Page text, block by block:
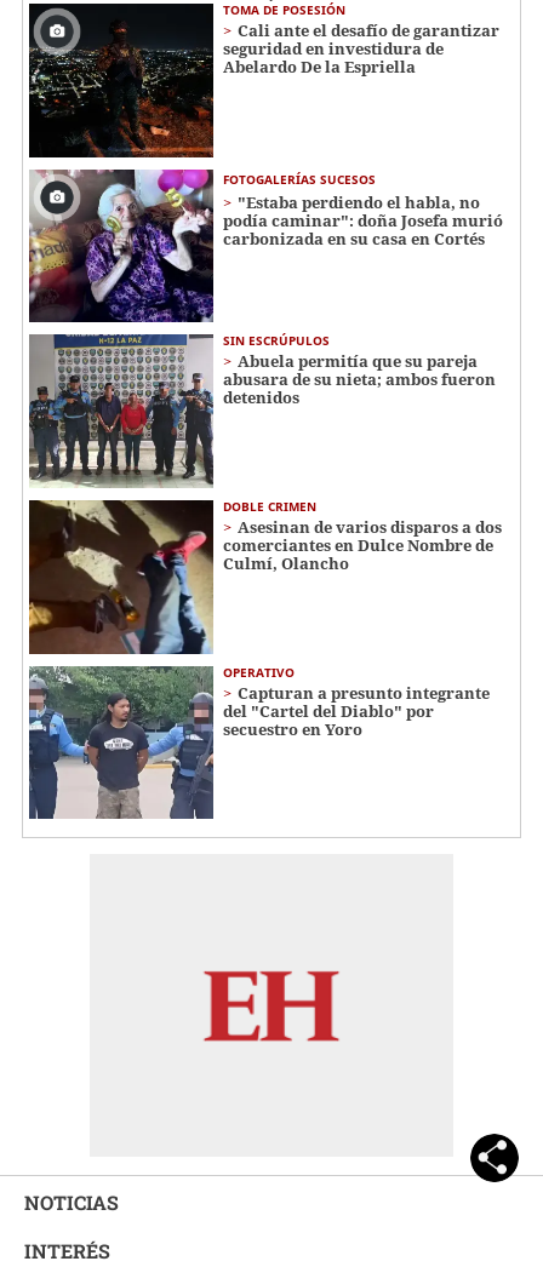
TOMA DE POSESIÓN
Cali ante el desafío de garantizar
seguridad en investidura de
Abelardo De la Espriella
FOTOGALERÍAS SUCESOS
"Estaba perdiendo el habla, no
podía caminar": doña Josefa murió
carbonizada en su casa en Cortés
SIN ESCRÚPULOS
Abuela permitía que su pareja
abusara de su nieta; ambos fueron
detenidos
DOBLE CRIMEN
Asesinan de varios disparos a dos
comerciantes en Dulce Nombre de
Culmí, Olancho
OPERATIVO
Capturan a presunto integrante
del "Cartel del Diablo" por
secuestro en Yoro
NOTICIAS
INTERÉS